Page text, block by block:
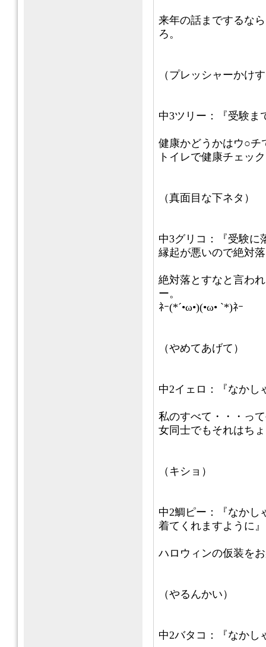
来年の話までするな
ろ。
（プレッシャーかけ
中3ツリー：『受験ま
健康かどうかはウ○チ
トイレで健康チェッ
（真面目な下ネタ）
中3グリコ：『受験に
縁起が悪いので絶対
絶対落とすなと言わ
ー。
ﾈｰ(*´•ω•)(•ω• `*)ﾈｰ
（やめてあげて）
中2イェロ：『なかし
私のすべて・・・っ
女同士でもそれはち
（キショ）
中2鯛ピー：『なかし
着てくれますように』
ハロウィンの仮装を
（やるんかい）
中2バタコ：『なかし